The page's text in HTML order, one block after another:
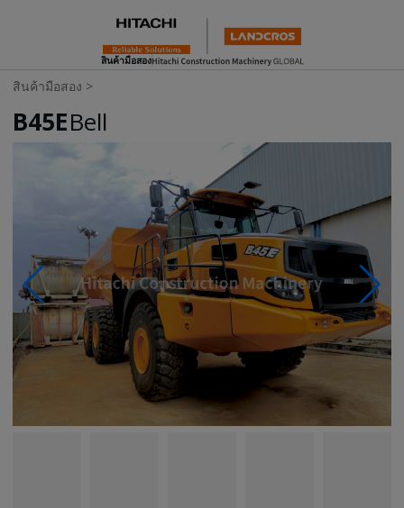
สินค้ามือสอง
สินค้ามือสอง >
B45EBell